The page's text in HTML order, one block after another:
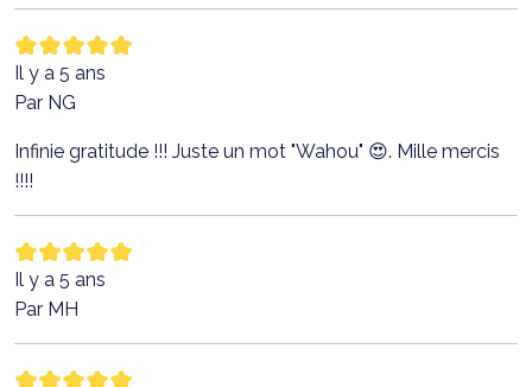
Il y a 5 ans
Par NG
Infinie gratitude !!! Juste un mot "Wahou" 😍. Mille mercis
!!!!
Il y a 5 ans
Par MH